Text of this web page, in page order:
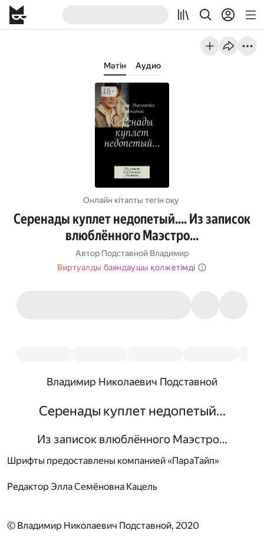
Мәтін Аудио
Онлайн кітапты тегін оқу
Серенады куплет недопетый…. Из записок
влюблённого Маэстро…
Автор Подставной Владимир
Виртуалды баяндаушы қолжетімді
Владимир Николаевич Подставной
Серенады куплет недопетый…
Из записок влюблённого Маэстро…
Шрифты предоставлены компанией «ПараТайп»
Редактор Элла Семёновна Кацель
© Владимир Николаевич Подставной, 2020